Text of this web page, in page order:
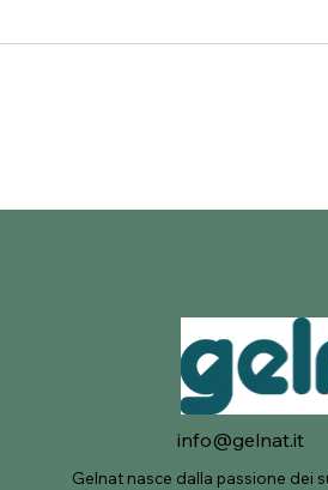
info@gelnat.it
Gelnat nasce dalla passione dei